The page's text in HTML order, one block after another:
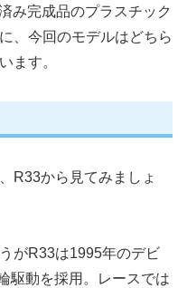
み完成品のプラスチック
、今回のモデルはどちら
ます。
R33から見てみましょ
がR33は1995年のデビ
駆動を採用。レースでは